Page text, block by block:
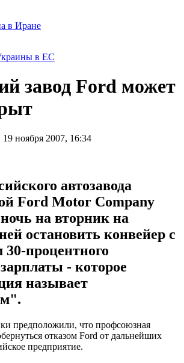
в Иране
в ЕС
завод Ford может
ноября 2007, 16:34
автозавода
Ford Motor Company
на вторник на
остановить конвейер с
30-процентного
- которое
называет
предположили, что профсоюзная
отказом Ford от дальнейших
предприятие.